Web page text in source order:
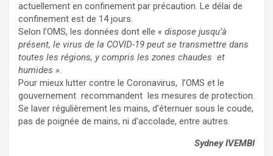
actuellement en confinement par précaution. Le délai de
confinement est de 14 jours.
Selon l’OMS, les données dont elle « dispose jusqu’à
présent, le virus de la COVID-19 peut se transmettre dans
toutes les régions, y compris les zones chaudes et
humides ».
Pour mieux lutter contre le Coronavirus, l’OMS et le
gouvernement recommandent les mesures de protection.
Se laver régulièrement les mains, d’éternuer sous le coude,
pas de poignée de mains, ni d’accolade, entre autres.
Sydney IVEMBI